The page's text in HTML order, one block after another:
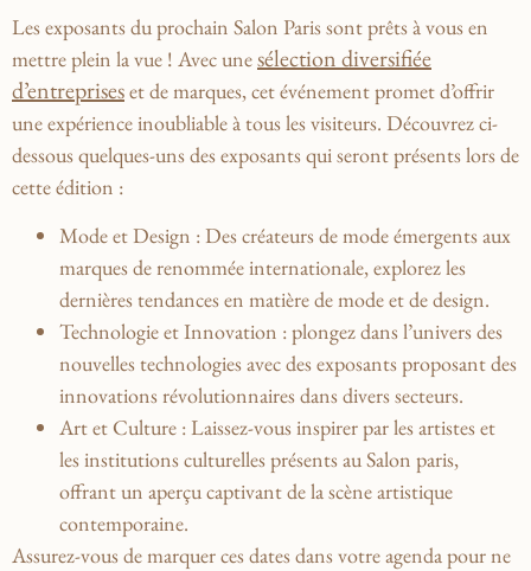
Les exposants du prochain Salon⁤ Paris sont prêts à vous en
mettre plein la vue ! Avec ‌unesélection diversifiée
d’entrepriseset de‌ marques, cet événement promet d’offrir
une expérience inoubliable à tous les visiteurs.‍ Découvrez ci-
dessous‌ quelques-uns des exposants qui‌ seront présents lors de
cette édition :
Mode et Design : Des ​créateurs de ​mode ⁢émergents aux
marques de renommée internationale, explorez les
dernières ‍tendances en matière de mode et de design.
Technologie et Innovation : plongez ⁣dans l’univers des
nouvelles technologies avec des exposants proposant des
innovations révolutionnaires dans divers secteurs.
Art et Culture : Laissez-vous ⁤inspirer par les artistes et
les institutions ⁤culturelles présents au Salon paris,
offrant un⁤ aperçu captivant de la scène artistique
contemporaine.
Assurez-vous de marquer ⁣ces dates dans votre agenda pour ne